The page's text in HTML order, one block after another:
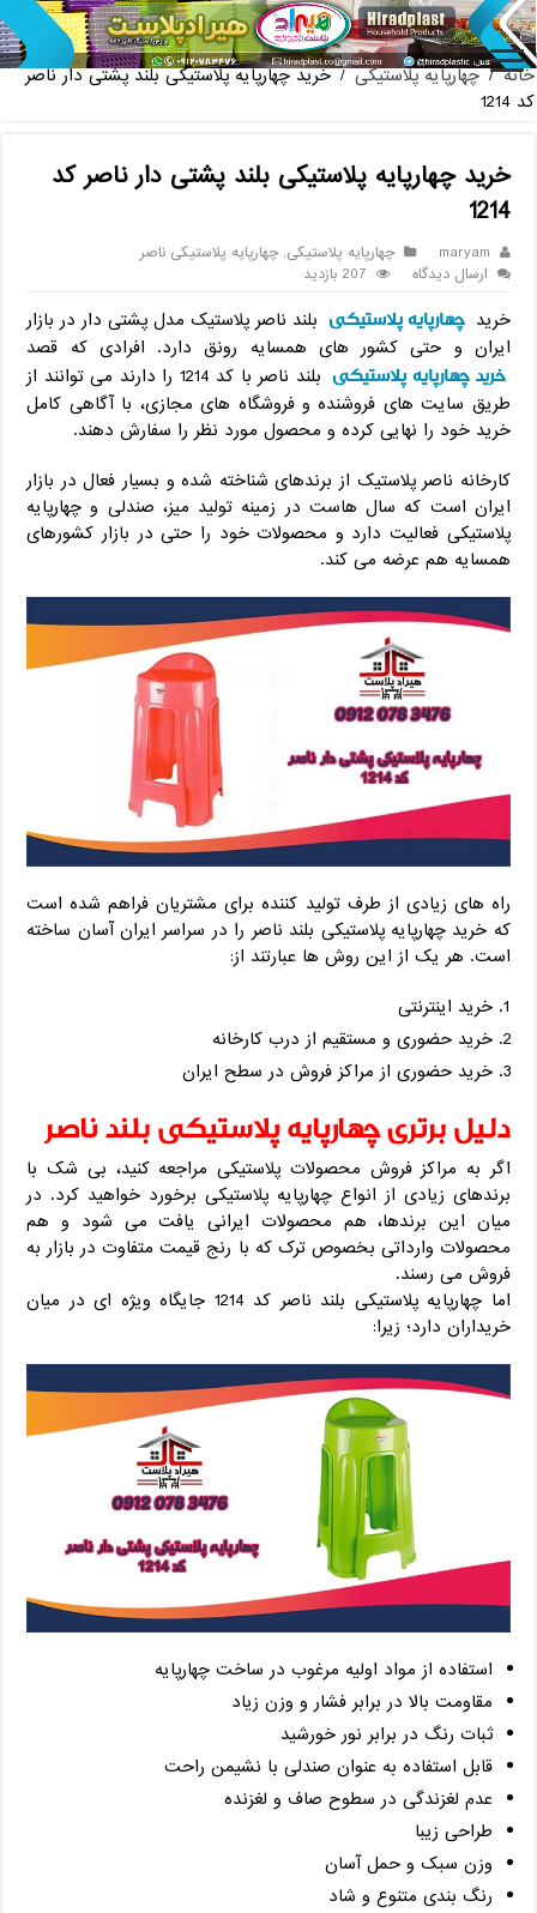
پخش عمده صندلی پلاستیکی دسته دار 889 ناصر + قیم
خانه / چهارپایه پلاستیکی / خرید چهارپایه پلاستیکی بلند پشتی دار ناصر
کد 1214
خرید چهارپایه پلاستیکی بلند پشتی دار ناصر کد
1214
maryam چهارپایه پلاستیکی,چهارپایه پلاستیکی ناصر
ارسال دیدگاه
207 بازدید
خرید چهارپایه پلاستیکی بلند ناصر پلاستیک مدل پشتی دار در بازار
ایران و حتی کشور های همسایه رونق دارد. افرادی که قصد
خرید چهارپایه پلاستیکی
بلند ناصر با کد 1214 را دارند می توانند از
طریق سایت های فروشنده و فروشگاه های مجازی، با آگاهی کامل
خرید خود را نهایی کرده و محصول مورد نظر را سفارش دهند.
کارخانه ناصر پلاستیک از برندهای شناخته شده و بسیار فعال در بازار
ایران است که سال هاست در زمینه تولید میز، صندلی و چهارپایه
پلاستیکی فعالیت دارد و محصولات خود را حتی در بازار کشورهای
همسایه هم عرضه می کند.
راه های زیادی از طرف تولید کننده برای مشتریان فراهم شده است
که خرید چهارپایه پلاستیکی بلند ناصر را در سراسر ایران آسان ساخته
است. هر یک از این روش ها عبارتند از:
خرید اینترنتی
خرید حضوری و مستقیم از درب کارخانه
خرید حضوری از مراکز فروش در سطح ایران
دلیل برتری چهارپایه پلاستیکی بلند ناصر
اگر به مراکز فروش محصولات پلاستیکی مراجعه کنید، بی شک با
برندهای زیادی از انواع چهارپایه پلاستیکی برخورد خواهید کرد. در
میان این برندها، هم محصولات ایرانی یافت می شود و هم
محصولات وارداتی بخصوص ترک که با رنج قیمت متفاوت در بازار به
فروش می رسند.
اما چهارپایه پلاستیکی بلند ناصر کد 1214 جایگاه ویژه ای در میان
خریداران دارد؛ زیرا:
استفاده از مواد اولیه مرغوب در ساخت چهارپایه
مقاومت بالا در برابر فشار و وزن زیاد
ثبات رنگ در برابر نور خورشید
قابل استفاده به عنوان صندلی با نشیمن راحت
عدم لغزندگی در سطوح صاف و لغزنده
طراحی زیبا
وزن سبک و حمل آسان
رنگ بندی متنوع و شاد